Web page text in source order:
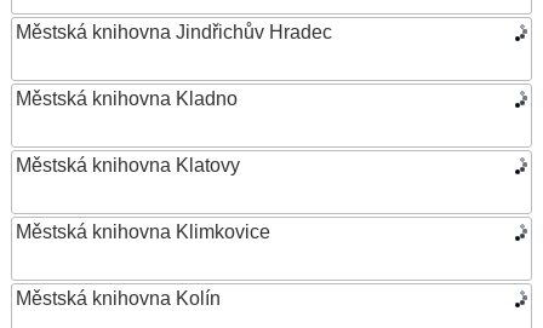
Městská knihovna Jindřichův Hradec
Městská knihovna Kladno
Městská knihovna Klatovy
Městská knihovna Klimkovice
Městská knihovna Kolín